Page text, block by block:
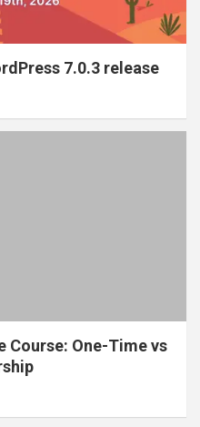
7.0.3 release
Course: One-Time vs